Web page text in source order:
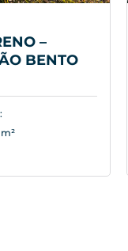
–
BENTO